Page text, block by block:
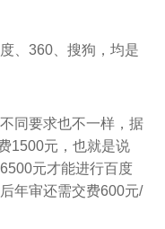
、360、搜狗，均是
同要求也不一样，据
1500元，也就是说
元才能进行百度
年审还需交费600元/